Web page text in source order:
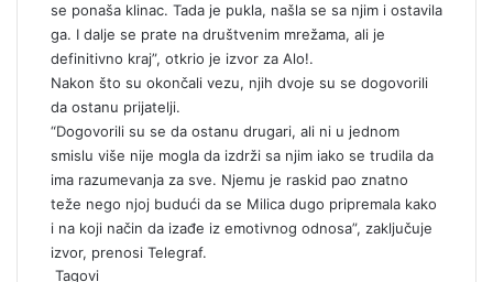
se ponaša klinac. Tada je pukla, našla se sa njim i ostavila
ga. I dalje se prate na društvenim mrežama, ali je
definitivno kraj”, otkrio je izvor za Alo!.
Nakon što su okončali vezu, njih dvoje su se dogovorili
da ostanu prijatelji.
“Dogovorili su se da ostanu drugari, ali ni u jednom
smislu više nije mogla da izdrži sa njim iako se trudila da
ima razumevanja za sve. Njemu je raskid pao znatno
teže nego njoj budući da se Milica dugo pripremala kako
i na koji način da izađe iz emotivnog odnosa”, zaključuje
izvor, prenosi Telegraf.
Tagovi